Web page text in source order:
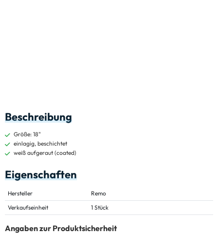
Beschreibung
Größe: 18"
einlagig, beschichtet
weiß aufgeraut (coated)
Eigenschaften
Hersteller
Remo
Verkaufseinheit
1 Stück
Angaben zur Produktsicherheit